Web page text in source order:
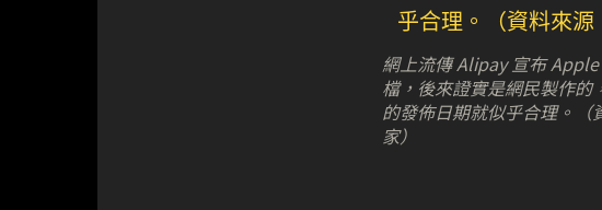
網上流傳 Alipay 宣布
檔，後來證實是網民製作的
的發佈日期就似乎合理。（
家）